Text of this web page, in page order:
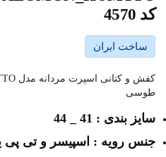
کد 4570
ساخت ایران
طوسی
سایز بندی : 41 _ 44
جنس رویه : اسپیسر و تی پی